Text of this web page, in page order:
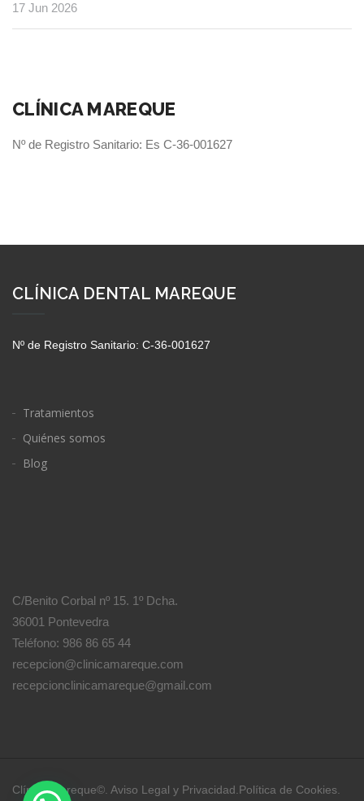
17 Jun 2026
CLÍNICA MAREQUE
Nº de Registro Sanitario: Es C-36-001627
CLÍNICA DENTAL MAREQUE
Nº de Registro Sanitario: C-36-001627
Tratamientos
Quiénes somos
Blog
C/Benito Corbal nº 15. 1º Dcha.
36001 Pontevedra
Teléfono: 986 86 65 44
recepcion@clinicamareque.com
recepcionclinicamareque@gmail.com
Clínica Mareque©. Aviso Legal y Privacidad.Política de Cookies.